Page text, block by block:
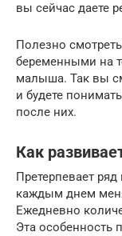
вы сейчас даете
Полезно
беременными на
малыша. Так вы
и будете
после них.
Как
Претерпевает
каждым днем
Ежедневно
Эта особенность